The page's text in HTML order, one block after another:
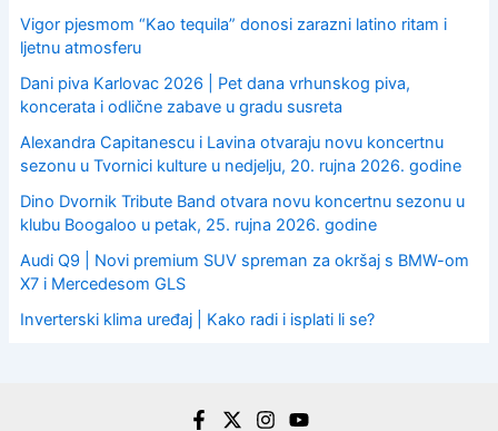
Vigor pjesmom “Kao tequila” donosi zarazni latino ritam i
ljetnu atmosferu
Dani piva Karlovac 2026 | Pet dana vrhunskog piva,
koncerata i odlične zabave u gradu susreta
Alexandra Capitanescu i Lavina otvaraju novu koncertnu
sezonu u Tvornici kulture u nedjelju, 20. rujna 2026. godine
Dino Dvornik Tribute Band otvara novu koncertnu sezonu u
klubu Boogaloo u petak, 25. rujna 2026. godine
Audi Q9 | Novi premium SUV spreman za okršaj s BMW-om
X7 i Mercedesom GLS
Inverterski klima uređaj | Kako radi i isplati li se?